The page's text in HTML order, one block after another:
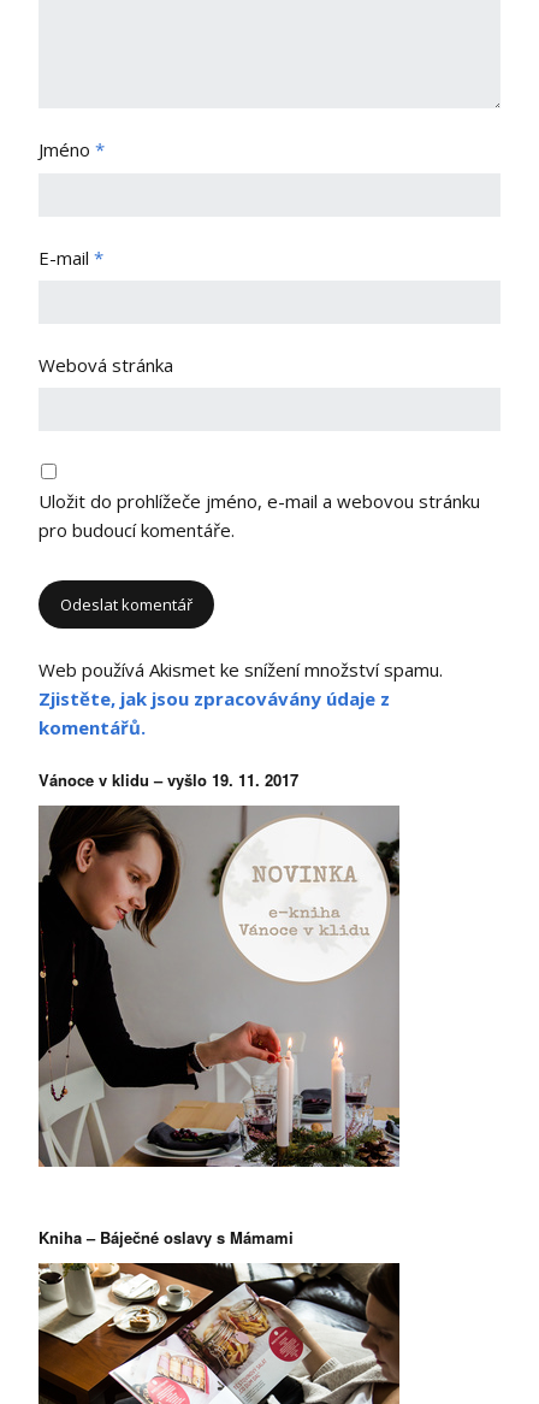
Jméno *
E-mail *
Webová stránka
Uložit do prohlížeče jméno, e-mail a webovou stránku
pro budoucí komentáře.
Web používá Akismet ke snížení množství spamu.
Zjistěte, jak jsou zpracovávány údaje z
komentářů.
Vánoce v klidu – vyšlo 19. 11. 2017
Kniha – Báječné oslavy s Mámami